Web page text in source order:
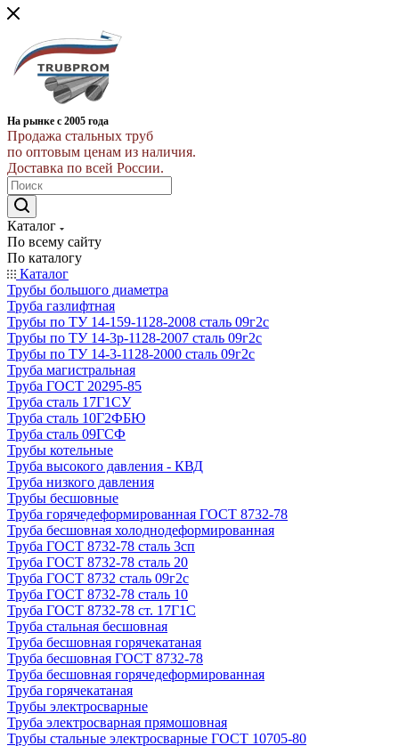
На рынке с 2005 года
Продажа стальных труб
по оптовым ценам из наличия.
Доставка по всей России.
Каталог
По всему сайту
По каталогу
Каталог
Трубы большого диаметра
Труба газлифтная
Трубы по ТУ 14-159-1128-2008 сталь 09г2с
Трубы по ТУ 14-3р-1128-2007 сталь 09г2с
Трубы по ТУ 14-3-1128-2000 сталь 09г2с
Труба магистральная
Труба ГОСТ 20295-85
Труба сталь 17Г1СУ
Труба сталь 10Г2ФБЮ
Труба сталь 09ГСФ
Трубы котельные
Труба высокого давления - КВД
Труба низкого давления
Трубы бесшовные
Труба горячедеформированная ГОСТ 8732-78
Труба бесшовная холоднодеформированная
Труба ГОСТ 8732-78 сталь 3сп
Труба ГОСТ 8732-78 сталь 20
Труба ГОСТ 8732 сталь 09г2с
Труба ГОСТ 8732-78 сталь 10
Труба ГОСТ 8732-78 ст. 17Г1С
Труба стальная бесшовная
Труба бесшовная горячекатаная
Труба бесшовная ГОСТ 8732-78
Труба бесшовная горячедеформированная
Труба горячекатаная
Трубы электросварные
Труба электросварная прямошовная
Трубы стальные электросварные ГОСТ 10705-80